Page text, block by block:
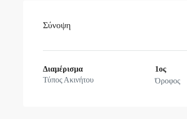
Σύνοψη
Διαμέρισμα
Τύπος Ακινήτου
1ος
Όροφος